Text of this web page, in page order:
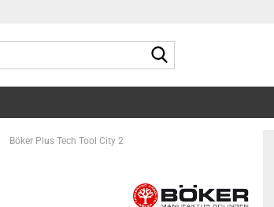
Böker Plus Tech Tool City 2